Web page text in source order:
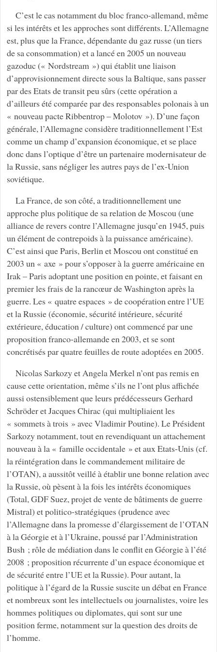
C’est le cas notamment du bloc franco-allemand, même
si les intérêts et les approches sont différents. L’Allemagne
est, plus que la France, dépendante du gaz russe (un tiers
de sa consommation) et a lancé en 2005 un nouveau
gazoduc (« Nordstream ») qui établit une liaison
d’approvisionnement directe sous la Baltique, sans passer
par des Etats de transit peu sûrs (cette opération a
d’ailleurs été comparée par des responsables polonais à un
« nouveau pacte Ribbentrop – Molotov »). D’une façon
générale, l’Allemagne considère traditionnellement l’Est
comme un champ d’expansion économique, et se place
donc dans l’optique d’être un partenaire modernisateur de
la Russie, sans négliger les autres pays de l’ex-Union
soviétique.
La France, de son côté, a traditionnellement une
approche plus politique de sa relation de Moscou (une
alliance de revers contre l’Allemagne jusqu’en 1945, puis
un élément de contrepoids à la puissance américaine).
C’est ainsi que Paris, Berlin et Moscou ont constitué en
2003 un « axe » pour s’opposer à la guerre américaine en
Irak – Paris adoptant une position en pointe, et faisant en
premier les frais de la rancœur de Washington après la
guerre. Les « quatre espaces » de coopération entre l’UE
et la Russie (économie, sécurité intérieure, sécurité
extérieure, éducation / culture) ont commencé par une
proposition franco-allemande en 2003, et se sont
concrétisés par quatre feuilles de route adoptées en 2005.
Nicolas Sarkozy et Angela Merkel n’ont pas remis en
cause cette orientation, même s’ils ne l’ont plus affichée
aussi ostensiblement que leurs prédécesseurs Gerhard
Schröder et Jacques Chirac (qui multipliaient les
« sommets à trois » avec Vladimir Poutine). Le Président
Sarkozy notamment, tout en revendiquant un attachement
nouveau à la « famille occidentale » et aux Etats-Unis (cf.
la réintégration dans le commandement militaire de
l’OTAN), a aussitôt veillé à établir une bonne relation avec
la Russie, où pèsent à la fois les intérêts économiques
(Total, GDF Suez, projet de vente de bâtiments de guerre
Mistral) et politico-stratégiques (prudence avec
l’Allemagne dans la promesse d’élargissement de l’OTAN
à la Géorgie et à l’Ukraine, poussé par l’Administration
Bush ; rôle de médiation dans le conflit en Géorgie à l’été
2008 ; proposition récurrente d’un espace économique et
de sécurité entre l’UE et la Russie). Pour autant, la
politique à l’égard de la Russie suscite un débat en France
et nombreux sont les intellectuels ou journalistes, voire les
hommes politiques ou diplomates, qui sont sur une
position ferme, notamment sur la question des droits de
l’homme.